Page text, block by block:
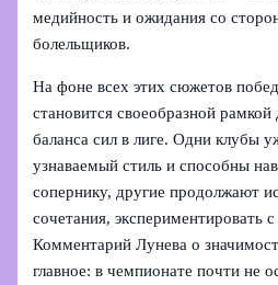
медийность и ожидания со
болельщиков.
На фоне всех этих сюжетов
становится своеобразной
баланса сил в лиге. Одни клубы
узнаваемый стиль и способны
сопернику, другие продолжают
сочетания, экспериментировать
Комментарий Лунева о
главное: в чемпионате почти не